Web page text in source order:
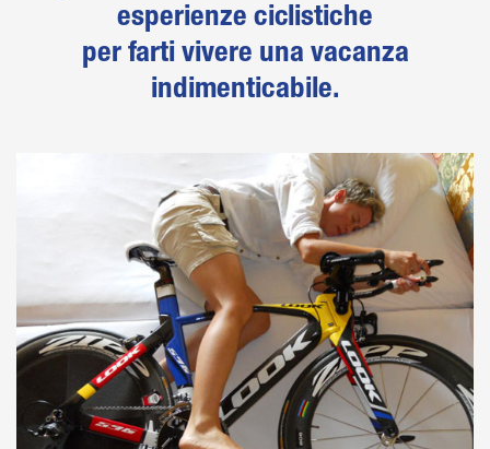
esperienze ciclistiche
per farti vivere una vacanza
indimenticabile.